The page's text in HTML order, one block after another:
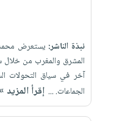
نبذة الناشر: يستعرض محمد
المشرق والمغرب من خلال
آخر في سياق التحولات
الجماعات. ... إقرأ المزيد »